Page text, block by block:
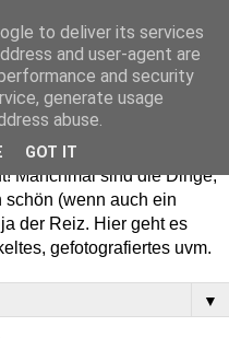
Einfach und schön -
Manchmal sind die Dinge,
(wenn auch ein
der Reiz. Hier geht es
gefotografiertes uvm.
▼
to deliver its services
and user-agent are
and security
generate usage
abuse.
GOT IT